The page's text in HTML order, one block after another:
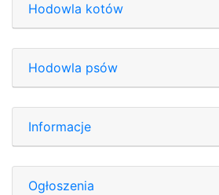
Hodowla kotów
Hodowla psów
Informacje
Ogłoszenia